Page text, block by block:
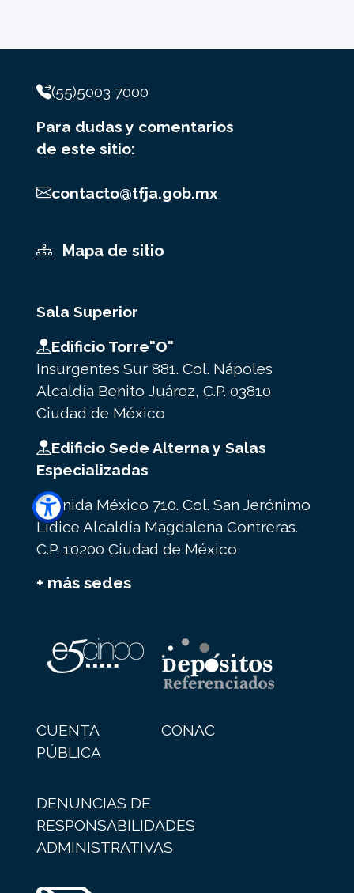
(55)5003 7000
Para dudas y comentarios
de este sitio:
contacto@tfja.gob.mx
Mapa de sitio
Sala Superior
Edificio Torre"O"
Insurgentes Sur 881. Col. Nápoles
Alcaldía Benito Juárez, C.P. 03810
Ciudad de México
Edificio Sede Alterna y Salas
Especializadas
Avenida México 710. Col. San Jerónimo
Lídice Alcaldía Magdalena Contreras.
C.P. 10200 Ciudad de México
+ más sedes
CUENTA
PÚBLICA
CONAC
DENUNCIAS DE
RESPONSABILIDADES
ADMINISTRATIVAS